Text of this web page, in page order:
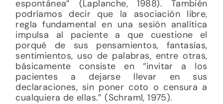
espontánea” (Laplanche, 1988). También
podríamos decir que la asociación libre,
regla fundamental en una sesión analítica
impulsa al paciente a que cuestione el
porqué de sus pensamientos, fantasías,
sentimientos, uso de palabras, entre otras,
básicamente consiste en “invitar a los
pacientes a dejarse llevar en sus
declaraciones, sin poner coto o censura a
cualquiera de ellas.” (Schraml, 1975).